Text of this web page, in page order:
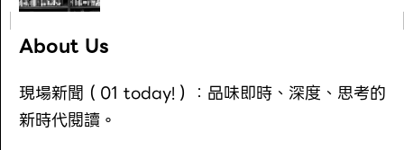
About Us
現場新聞（01 today!）：品味即時、深度、思考的
新時代閱讀。